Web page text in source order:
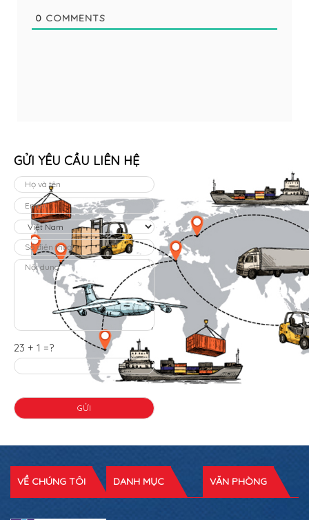
0 COMMENTS
GỬI YÊU CẦU LIÊN HỆ
23 + 1 =?
VỀ CHÚNG TÔI DANH MỤC VĂN PHÒNG